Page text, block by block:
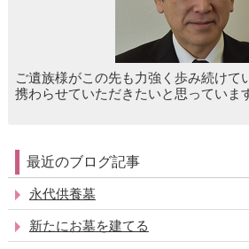
ご遺族様がこの先も力強く歩み続けて
携わらせていただきたいと思っていま
最近のブログ記事
永代供養墓
新たにお墓を建てる